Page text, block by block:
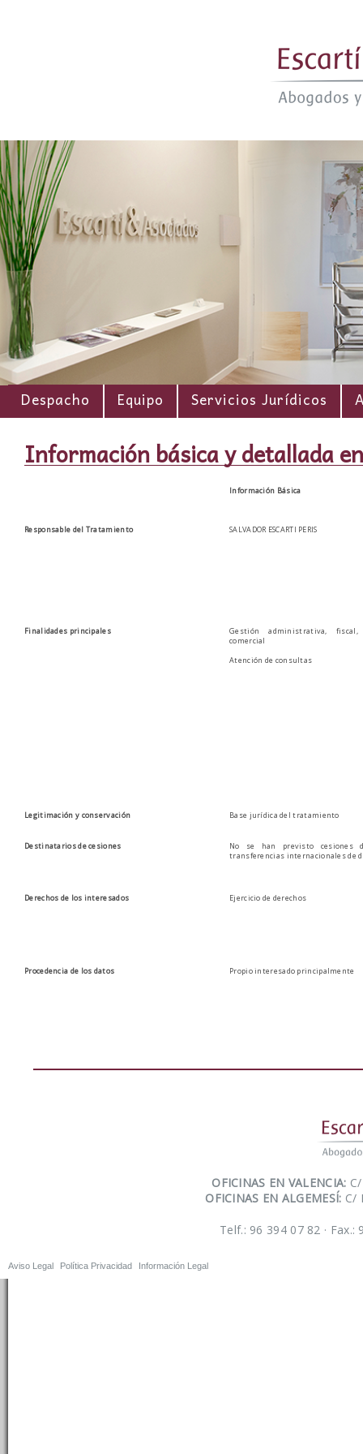
Despacho Equipo Servicios Jurídicos
Información básica y detallada
Información Básica
Responsable del Tratamiento SALVADOR ESCARTI PERIS
Finalidades principales
Gestión administrativa,
comercial
Atención de consultas
Legitimación y conservación Base jurídica del tratamiento
Destinatarios de cesiones
No se han previsto cesiones
transferencias internacionales de
Derechos de los interesados Ejercicio de derechos
Procedencia de los datos Propio interesado principalmente
OFICINAS EN VALENCIA:
OFICINAS EN ALGEMESÍ: C/
Telf.: 96 394 07 82 · Fax.:
Aviso Legal Política Privacidad Información Legal